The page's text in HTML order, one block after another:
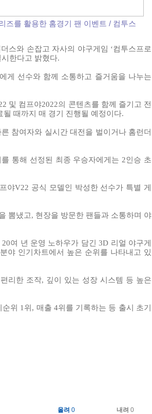
즈를 활용한 홈경기 팬 이벤트 / 컴투스
스와 손잡고 자사의 야구게임 ‘컴투스프로
한다고 밝혔다.
게 선수와 함께 소통하고 즐거움을 나누는
및 컴프야2022의 콘텐츠를 함께 즐기고 전
때까지 매 경기 진행될 예정이다.
참여자와 실시간 대전을 벌이거나 홈런더
통해 선정된 최종 우승자에게는 2인승 초
야V22 공식 모델인 박성한 선수가 특별 게
뽐냈고, 현장을 방문한 팬들과 소통하며 야
여 년 운영 노하우가 담긴 3D 리얼 야구게
야 인기차트에서 높은 순위를 나타내고 있
리한 조작, 깊이 있는 성장 시스템 등 높은
위 1위, 매출 4위를 기록하는 등 출시 초기
올려 0 내려 0